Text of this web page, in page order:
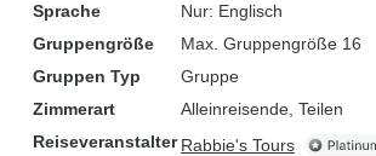
Sprache
Nur: Englisch
Gruppengröße
Max. Gruppengröße 16
Gruppen Typ
Gruppe
Zimmerart
Alleinreisende, Teilen
Reiseveranstalter Rabbie's Tours